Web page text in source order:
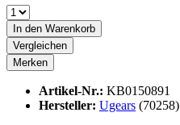
In den Warenkorb
Vergleichen
Merken
Artikel-Nr.: KB0150891
Hersteller: Ugears (70258)